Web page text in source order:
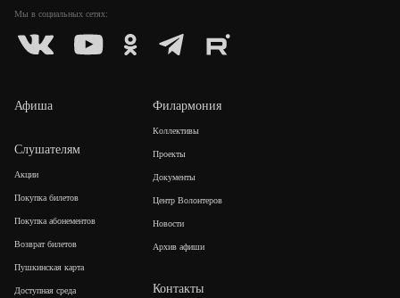
Мы в социальных сетях:
Афиша
Слушателям
Акции
Покупка билетов
Покупка абонементов
Возврат билетов
Пушкинская карта
Доступная среда
Филармония
Коллективы
Проекты
Документы
Центр Волонтеров
Новости
Архив афиши
Контакты